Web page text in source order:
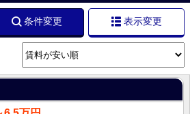
条件変更 表示変更